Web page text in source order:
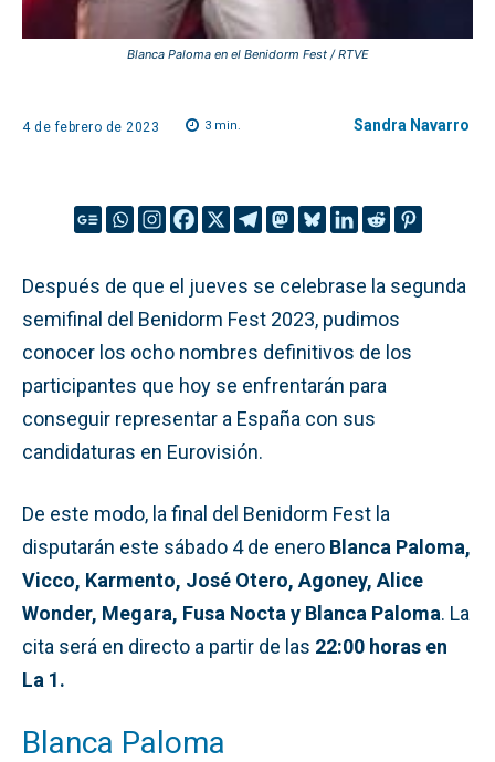
Blanca Paloma en el Benidorm Fest / RTVE
4 de febrero de 2023 3 min. Sandra Navarro
Después de que el jueves se celebrase la segunda
semifinal del Benidorm Fest 2023, pudimos
conocer los ocho nombres definitivos de los
participantes que hoy se enfrentarán para
conseguir representar a España con sus
candidaturas en Eurovisión.
De este modo, la final del Benidorm Fest la
disputarán este sábado 4 de enero Blanca Paloma,
Vicco, Karmento, José Otero, Agoney, Alice
Wonder, Megara, Fusa Nocta y Blanca Paloma. La
cita será en directo a partir de las 22:00 horas en
La 1.
Blanca Paloma